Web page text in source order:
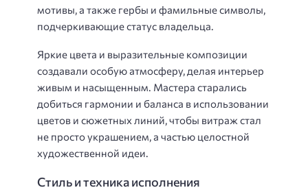
мотивы, а также гербы и фамильные символы,
подчеркивающие статус владельца.
Яркие цвета и выразительные композиции
создавали особую атмосферу, делая интерьер
живым и насыщенным. Мастера старались
добиться гармонии и баланса в использовании
цветов и сюжетных линий, чтобы витраж стал
не просто украшением, а частью целостной
художественной идеи.
Стиль и техника исполнения